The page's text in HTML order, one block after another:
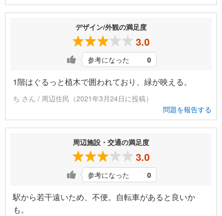
デザイン/外観の満足度
3.0
参考になった 0
1階はぐるっと植木で囲われており、緑が映える。
ち さん / 周辺住民（2021年3月24日に投稿）
問題を報告する
周辺施設・交通の満足度
3.0
参考になった 0
駅から若干遠いため、不便。自転車があると良いか
も。